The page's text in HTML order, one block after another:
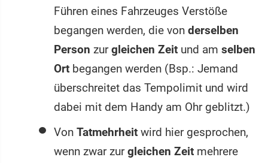
Führen eines Fahrzeuges Verstöße
begangen werden, die von derselben
Person zurgleichen Zeit und am selben
Ort begangen werden (Bsp.: Jemand
überschreitet das Tempolimit und wird
dabei mit dem Handy am Ohr geblitzt.)
Von Tatmehrheit wird hier gesprochen,
wenn zwar zurgleichen Zeit mehrere